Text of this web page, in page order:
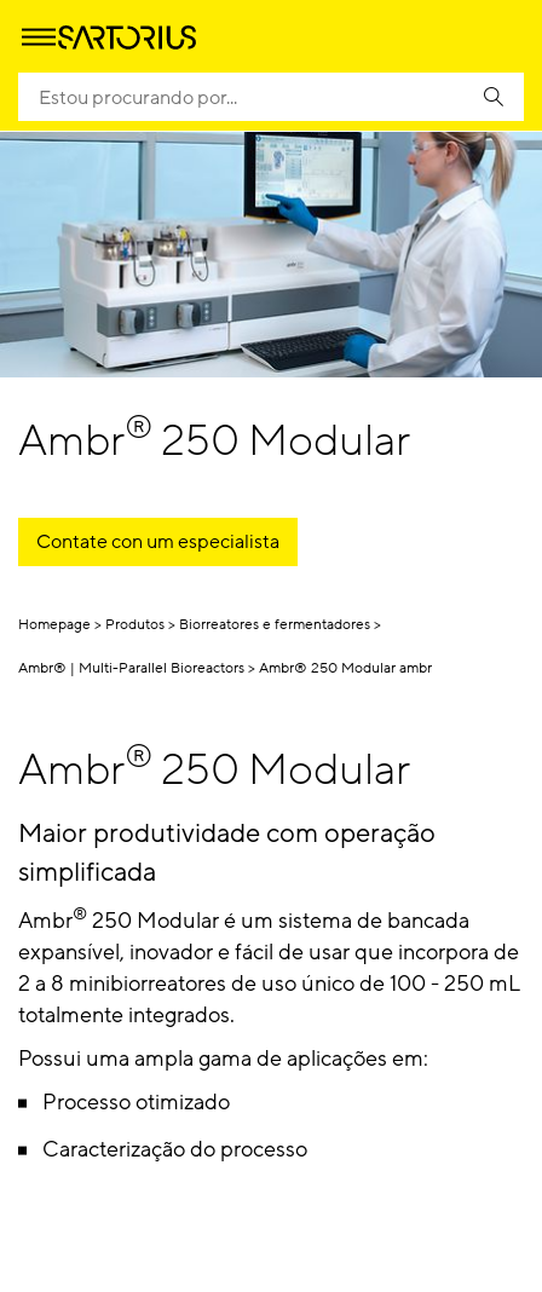
Ambr® 250 Modular
Contate con um especialista
Homepage Produtos Biorreatores e fermentadores
Ambr® | Multi-Parallel Bioreactors Ambr® 250 Modular ambr
Ambr® 250 Modular
Maior produtividade com operação
simplificada
Ambr® 250 Modular é um sistema de bancada
expansível, inovador e fácil de usar que incorpora de
2 a 8 minibiorreatores de uso único de 100 - 250 mL
totalmente integrados.
Possui uma ampla gama de aplicações em:
Processo otimizado
Caracterização do processo